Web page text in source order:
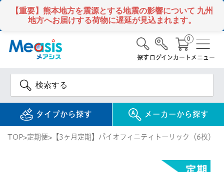
【重要】熊本地方を震源とする地震の影響について 九州
地方へお届けする荷物に遅延が見込まれます。
タイプから探す メーカーから探す
探す ログインカート
0
メニュー
TOP 定期便 【3ヶ月定期】バイオフィニティトーリック（6枚）